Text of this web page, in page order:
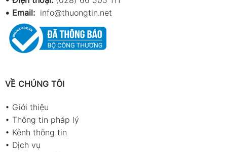
• Email: info@thuongtin.net
VỀ CHÚNG TÔI
• Giới thiệu
• Thông tin pháp lý
• Kênh thông tin
• Dịch vụ